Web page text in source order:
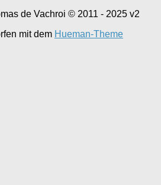
de Vachroi © 2011 - 2025 v2
mit dem Hueman-Theme